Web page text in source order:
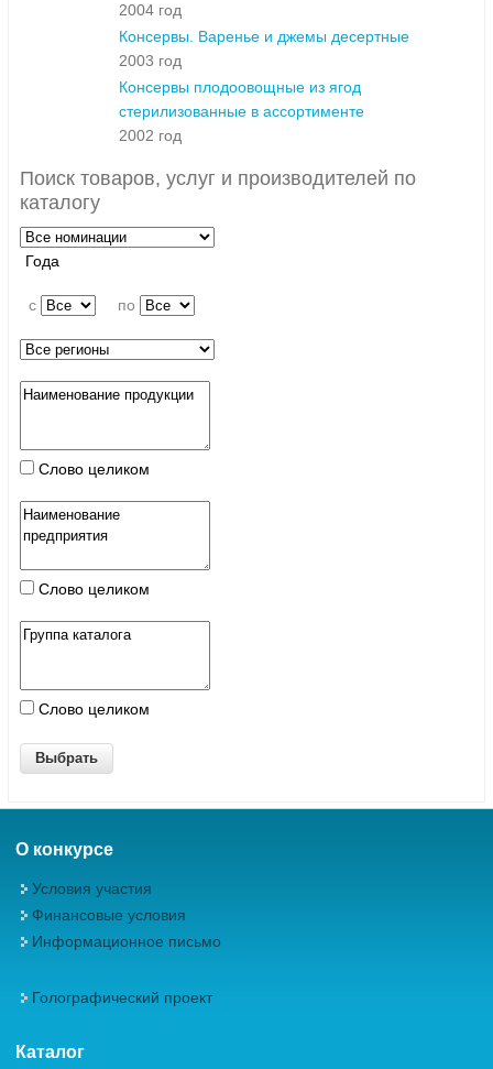
2004 год
Консервы. Варенье и джемы десертные
2003 год
Консервы плодоовощные из ягод
стерилизованные в ассортименте
2002 год
Поиск товаров, услуг и производителей по
каталогу
Года
c по
Слово целиком
Слово целиком
Слово целиком
О конкурсе
Условия участия
Финансовые условия
Информационное письмо
Голографический проект
Каталог